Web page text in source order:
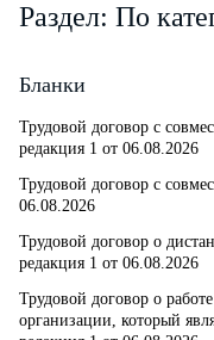
Раздел: По
Бланки
Трудовой договор c
редакция 1 от 06.08.2026
Трудовой договор c
06.08.2026
Трудовой договор о
редакция 1 от 06.08.2026
Трудовой договор о
организации, который